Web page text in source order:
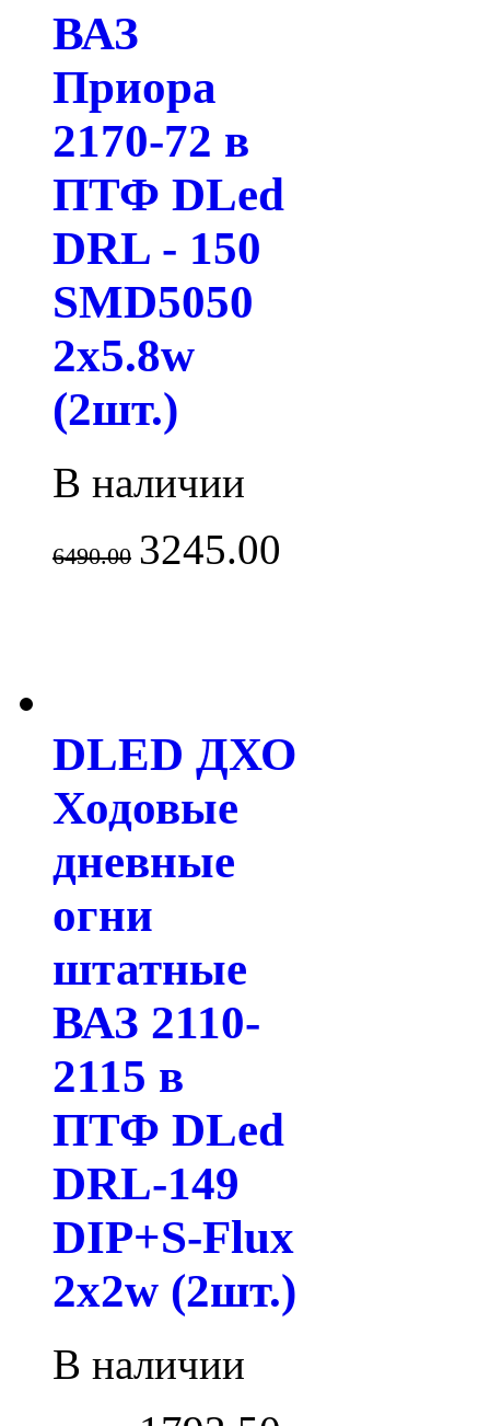
ВАЗ
Приора
2170-72 в
ПТФ DLed
DRL - 150
SMD5050
2x5.8w
(2шт.)
В наличии
6490.00 3245.00
DLED ДХО
Ходовые
дневные
огни
штатные
ВАЗ 2110-
2115 в
ПТФ DLed
DRL-149
DIP+S-Flux
2x2w (2шт.)
В наличии